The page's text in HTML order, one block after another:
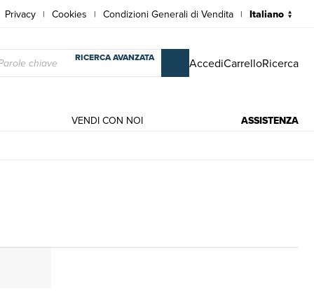
Privacy | Cookies | Condizioni Generali di Vendita |
RICERCA AVANZATA AccediCarrelloRicerca
VENDI CON NOI ASSISTENZA